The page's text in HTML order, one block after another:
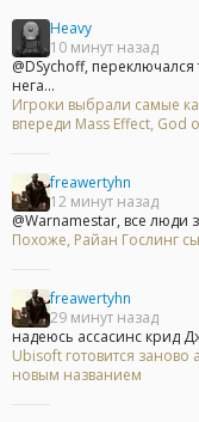
Heavy
10 минут назад
@DSychoff,
нега...
Игроки выбрали самые
впереди Mass Effect, God
freawertyhn
12 минут назад
@Warnamestar, все люди
Похоже, Райан Гослинг
freawertyhn
29 минут назад
надеюсь ассасинс крид
Ubisoft готовится заново
новым названием